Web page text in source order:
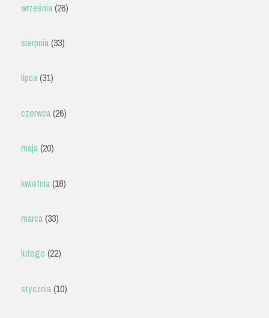
września(26)
sierpnia(33)
lipca(31)
czerwca(26)
maja(20)
kwietnia(18)
marca(33)
lutego (22)
stycznia(10)